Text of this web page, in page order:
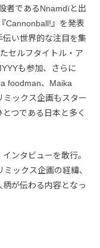
者であるNnamdïと出
Cannonball!』を発表
い世界的な注目を集
セルフタイトル・ア
も参加、さらに
foodman、Maika
ミックス企画もスター
つである日本と多く
ンタビューを敢行。
ックス企画の経緯、
が伝わる内容となっ